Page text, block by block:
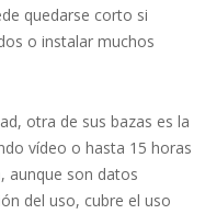
quedarse corto si
o instalar muchos
otra de sus bazas es la
vídeo o hasta 15 horas
aunque son datos
del uso, cubre el uso